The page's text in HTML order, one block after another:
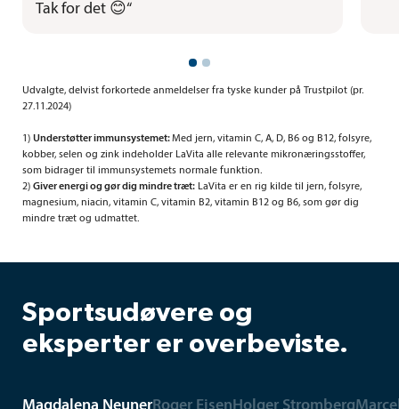
Tak for det 😊“
Udvalgte, delvist forkortede anmeldelser fra tyske kunder på Trustpilot (pr.
27.11.2024)
1) Understøtter immunsystemet:Med jern, vitamin C, A, D, B6 og B12, folsyre,
kobber, selen og zink indeholder LaVita alle relevante mikronæringsstoffer,
som bidrager til immunsystemets normale funktion.
2) Giver energi og gør dig mindre træt: LaVita er en rig kilde til jern, folsyre,
magnesium, niacin, vitamin C, vitamin B2, vitamin B12 og B6, som gør dig
mindre træt og udmattet.
Sportsudøvere og
eksperter er overbeviste.